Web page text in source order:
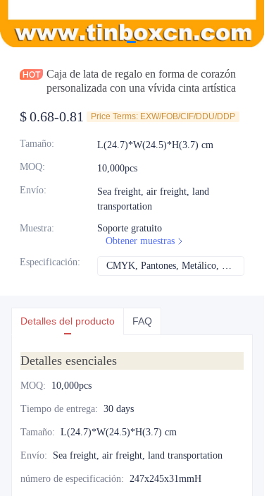
Caja de lata de regalo en forma de corazón
personalizada con una vívida cinta artística
$0.68-0.81 Price Terms: EXW/FOB/CIF/DDU/DDP
Tamaño: L(24.7)*W(24.5)*H(3.7) cm
MOQ: 10,000pcs
Envío:
Sea freight, air freight, land
transportation
Muestra:
Soporte gratuito
Obtener muestras
Especificación: CMYK, Pantones, Metálico, Color directo, etc.
Detalles del producto FAQ
Detalles esenciales
MOQ: 10,000pcs
Tiempo de entrega: 30 days
Tamaño: L(24.7)*W(24.5)*H(3.7) cm
Envío: Sea freight, air freight, land transportation
número de especificación: 247x245x31mmH
Noticias